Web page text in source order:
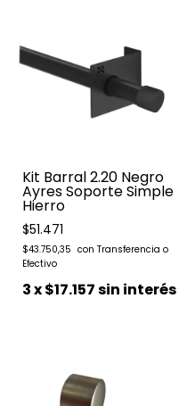
Kit Barral 2.20 Negro
Ayres Soporte Simple
Hierro
$51.471
$43.750,35
3x$17.157sin interés